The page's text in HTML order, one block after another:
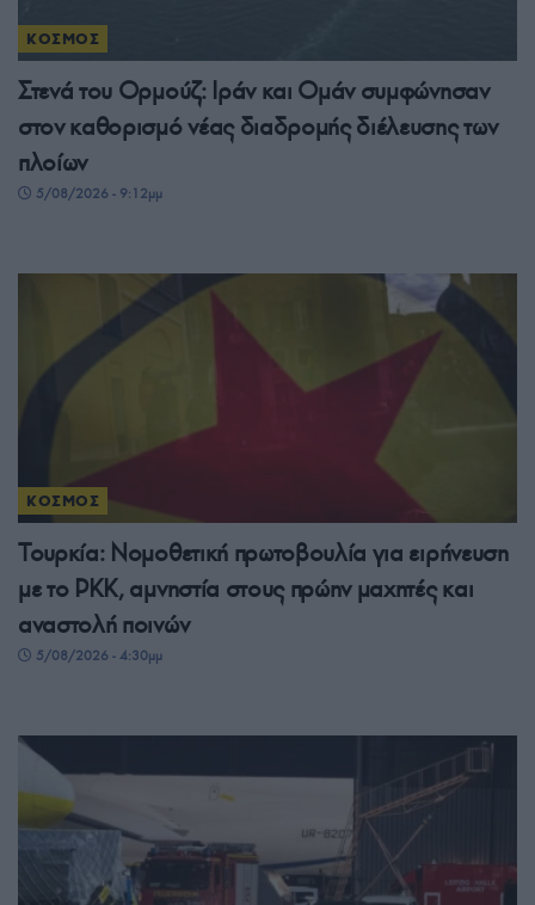
ΚΟΣΜΟΣ
Στενά του Ορμούζ: Ιράν και Ομάν συμφώνησαν
στον καθορισμό νέας διαδρομής διέλευσης των
πλοίων
5/08/2026 - 9:12μμ
ΚΟΣΜΟΣ
Τουρκία: Νομοθετική πρωτοβουλία για ειρήνευση
με το PKK, αμνηστία στους πρώην μαχητές και
αναστολή ποινών
5/08/2026 - 4:30μμ